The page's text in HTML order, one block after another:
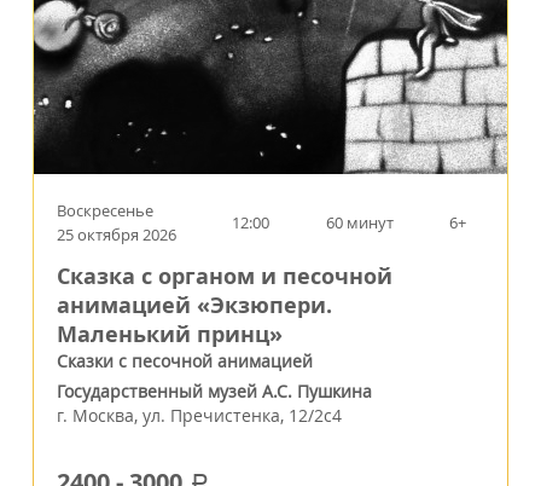
Воскресенье
25 октября 2026
12:00 60 минут 6+
Сказка с органом и песочной
анимацией «Экзюпери.
Маленький принц»
Сказки с песочной анимацией
Государственный музей А.С. Пушкина
г. Москва, ул. Пречистенка, 12/2c4
a